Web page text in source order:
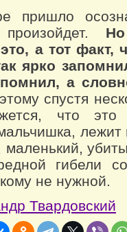
пришло
а тот факт,
ярко
а
спустя
что
гибели
не нужной.
Твардовский